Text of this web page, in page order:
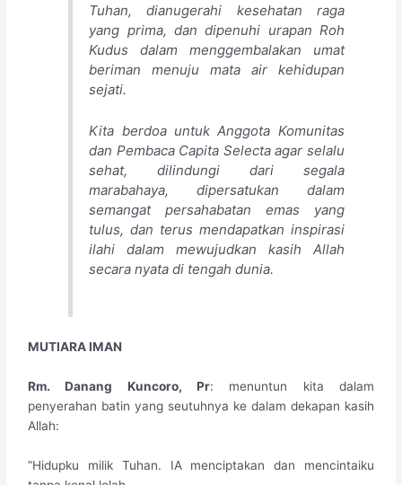
Tuhan, dianugerahi kesehatan raga
yang prima, dan dipenuhi urapan Roh
Kudus dalam menggembalakan umat
beriman menuju mata air kehidupan
sejati.
​Kita berdoa untuk Anggota Komunitas
dan Pembaca Capita Selecta agar selalu
sehat, dilindungi dari segala
marabahaya, dipersatukan dalam
semangat persahabatan emas yang
tulus, dan terus mendapatkan inspirasi
ilahi dalam mewujudkan kasih Allah
secara nyata di tengah dunia.
​MUTIARA IMAN
Rm. Danang Kuncoro, Pr: menuntun kita dalam
penyerahan batin yang seutuhnya ke dalam dekapan kasih
Allah:
​”Hidupku milik Tuhan. IA menciptakan dan mencintaiku